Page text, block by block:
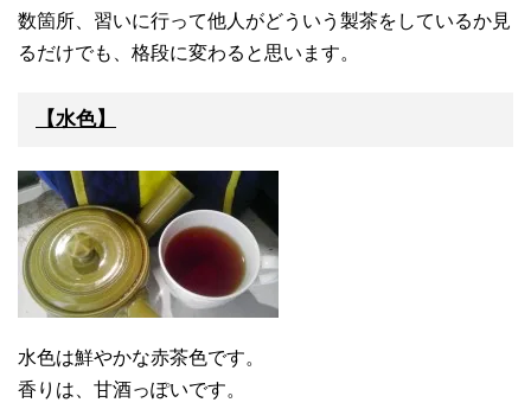
数箇所、習いに行って他人がどういう製茶をしているか見
るだけでも、格段に変わると思います。
【水色】
水色は鮮やかな赤茶色です。
香りは、甘酒っぽいです。